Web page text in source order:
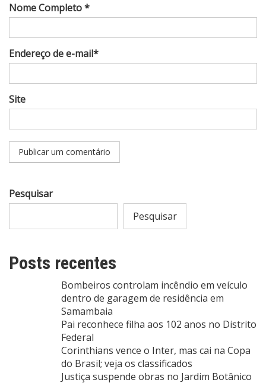
Nome Completo *
Endereço de e-mail*
Site
Pesquisar
Pesquisar
Posts recentes
Bombeiros controlam incêndio em veículo
dentro de garagem de residência em
Samambaia
Pai reconhece filha aos 102 anos no Distrito
Federal
Corinthians vence o Inter, mas cai na Copa
do Brasil; veja os classificados
Justiça suspende obras no Jardim Botânico